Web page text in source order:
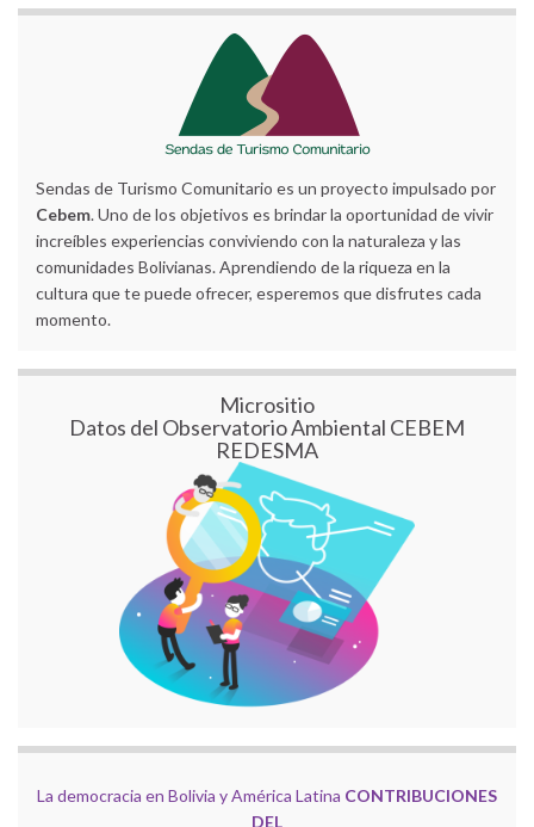
Sendas de Turismo Comunitario es un proyecto impulsado por
Cebem. Uno de los objetivos es brindar la oportunidad de vivir
increíbles experiencias conviviendo con la naturaleza y las
comunidades Bolivianas. Aprendiendo de la riqueza en la
cultura que te puede ofrecer, esperemos que disfrutes cada
momento.
Micrositio
Datos del Observatorio Ambiental CEBEM
REDESMA
La democracia en Bolivia y América Latina CONTRIBUCIONES
DEL